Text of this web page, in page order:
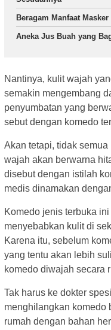
Beragam Manfaat
Aneka Jus Buah yang
Nantinya, kulit wajah
semakin mengembang
penyumbatan yang
sebut dengan komedo
Akan tetapi, tidak
wajah akan berwarna
disebut dengan istilah
medis dinamakan
Komedo jenis terbuka
menyebabkan kulit di
Karena itu, sebelum
yang tentu akan lebih
komedo diwajah secara
Tak harus ke dokter
menghilangkan komedo
rumah dengan bahan